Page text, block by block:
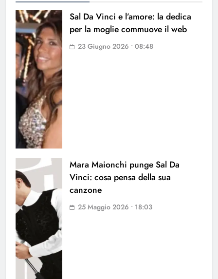
Sal Da Vinci e l’amore: la dedica
per la moglie commuove il web
23 Giugno 2026 • 08:48
Mara Maionchi punge Sal Da
Vinci: cosa pensa della sua
canzone
25 Maggio 2026 • 18:03